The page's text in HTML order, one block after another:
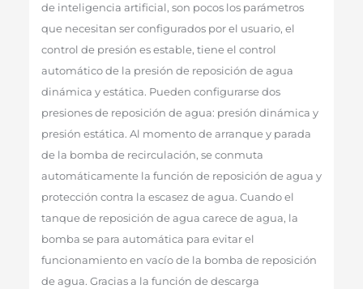
de inteligencia artificial, son pocos los parámetros
que necesitan ser configurados por el usuario, el
control de presión es estable, tiene el control
automático de la presión de reposición de agua
dinámica y estática. Pueden configurarse dos
presiones de reposición de agua: presión dinámica y
presión estática. Al momento de arranque y parada
de la bomba de recirculación, se conmuta
automáticamente la función de reposición de agua y
protección contra la escasez de agua. Cuando el
tanque de reposición de agua carece de agua, la
bomba se para automática para evitar el
funcionamiento en vacío de la bomba de reposición
de agua. Gracias a la función de descarga